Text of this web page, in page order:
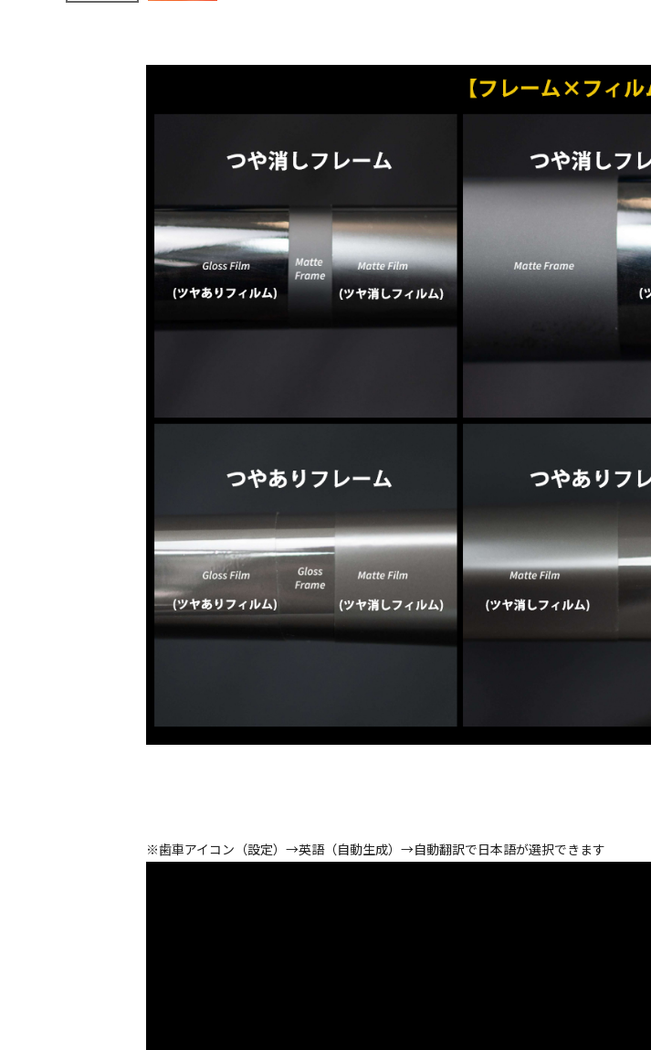
※歯車アイコン（設定）→英語（自動生成）→自動翻訳で日本語が選択できます